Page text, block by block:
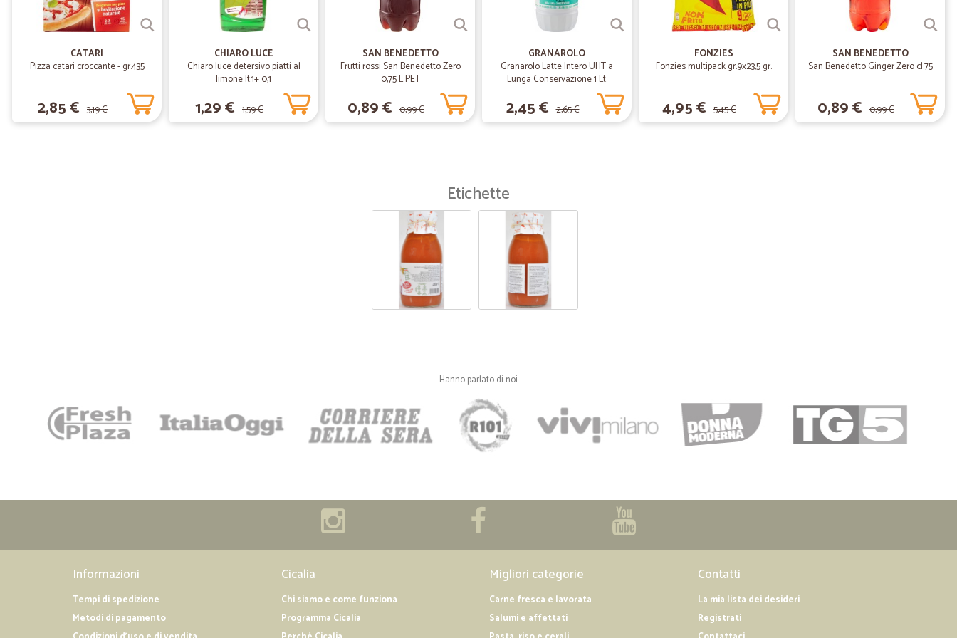
06/11/2019
Maria rita P.
Cortesi, gentili e puntuali. Grazie
CATARI
Pizza catari croccante - gr.435
2,85 € 3,19 €
CHIARO LUCE
Chiaro luce detersivo piatti al
limone lt.1+ 0,1
1,29 € 1,59 €
SAN BENEDETTO
Frutti rossi San Benedetto Zero
0,75 L PET
0,89 € 0,99 €
GRANAROLO
Granarolo Latte Intero UHT a
Lunga Conservazione 1 Lt.
2,45 € 2,65 €
FONZIES
Fonzies multipack gr.9x23,5 gr.
4,95 € 5,45 €
SAN BENEDETTO
San Benedetto Ginger Zero cl.75
0,89 € 0,99 €
Etichette
Hanno parlato di noi
Informazioni
Tempi di spedizione
Metodi di pagamento
Cicalia
Chi siamo e come funziona
Programma Cicalia
Migliori categorie
Carne fresca e lavorata
Salumi e affettati
Contatti
La mia lista dei desideri
Registrati